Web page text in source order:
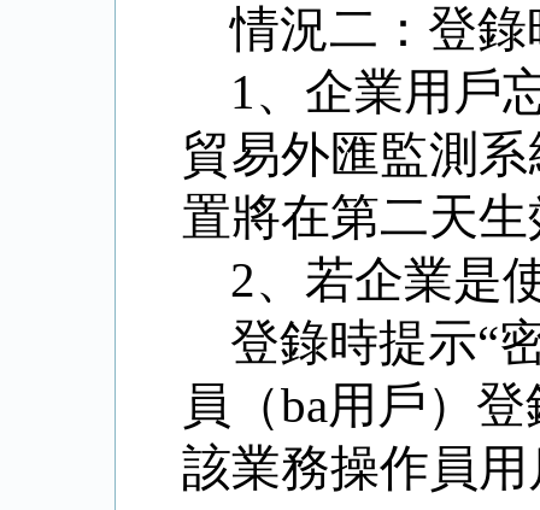
情況二：登錄
1、企業用戶
貿易外匯監測
置將在第二天
2、若企業是
登錄時提示“
員（ba用戶）
該業務操作員